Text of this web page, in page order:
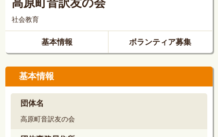
高原町音訳友の会
社会教育
基本情報 ボランティア募集
基本情報
団体名
高原町音訳友の会